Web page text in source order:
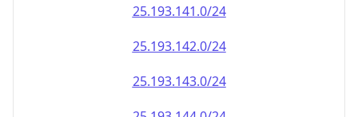
25.193.142.0/24
25.193.143.0/24
25.193.144.0/24